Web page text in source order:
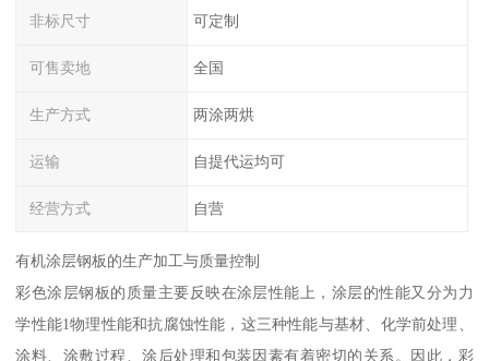
非标尺寸 可定制
可售卖地 全国
生产方式 两涂两烘
运输 自提代运均可
经营方式 自营
有机涂层钢板的生产加工与质量控制
彩色涂层钢板的质量主要反映在涂层性能上，涂层的性能又分为力
学性能1物理性能和抗腐蚀性能，这三种性能与基材、化学前处理、
涂料、涂敷过程、涂后处理和包装因素有着密切的关系。因此，彩